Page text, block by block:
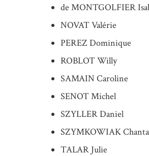
de MONTGOLFIER
NOVAT Valérie
PEREZ Dominique
ROBLOT Willy
SAMAIN Caroline
SENOT Michel
SZYLLER Daniel
SZYMKOWIAK
TALAR Julie